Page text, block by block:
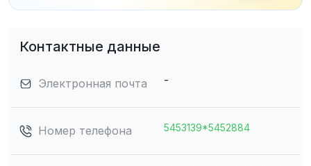
Контактные данные
Электронная почта -
Номер телефона 5453139*5452884